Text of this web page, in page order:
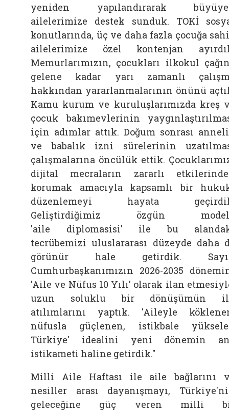
yeniden yapılandırarak
ailelerimize destek sunduk. TOKİ
konutlarında, üç ve daha fazla çocuğa
ailelerimize özel kontenjan
Memurlarımızın, çocukları ilkokul
gelene kadar yarı zamanlı
hakkından yararlanmalarının önünü
Kamu kurum ve kuruluşlarımızda kreş
çocuk bakımevlerinin
için adımlar attık. Doğum sonrası
ve babalık izni sürelerinin
çalışmalarına öncülük ettik.
dijital mecraların zararlı
korumak amacıyla kapsamlı bir
düzenlemeyi hayata
Geliştirdiğimiz özgün
'aile
diplomasisi' ile bu
tecrübemizi uluslararası düzeyde daha
görünür hale getirdik.
Cumhurbaşkanımızın 2026-2035
'Aile ve Nüfus 10 Yılı' olarak ilan
uzun soluklu bir dönüşümün
atılımlarını yaptık. 'Aileyle
nüfusla güçlenen, istikbale
Türkiye' idealini yeni dönemin
istikameti haline getirdik."
Milli
Aile Haftası ile aile
bağlarını
nesiller arası dayanışmayı,
geleceğine güç veren milli